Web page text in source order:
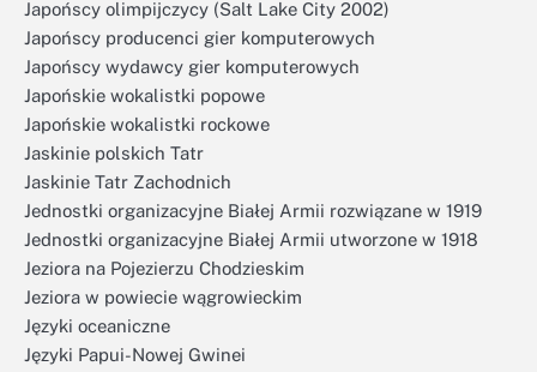
Japońscy olimpijczycy (Salt Lake City 2002)
Japońscy producenci gier komputerowych
Japońscy wydawcy gier komputerowych
Japońskie wokalistki popowe
Japońskie wokalistki rockowe
Jaskinie polskich Tatr
Jaskinie Tatr Zachodnich
Jednostki organizacyjne Białej Armii rozwiązane w 1919
Jednostki organizacyjne Białej Armii utworzone w 1918
Jeziora na Pojezierzu Chodzieskim
Jeziora w powiecie wągrowieckim
Języki oceaniczne
Języki Papui-Nowej Gwinei